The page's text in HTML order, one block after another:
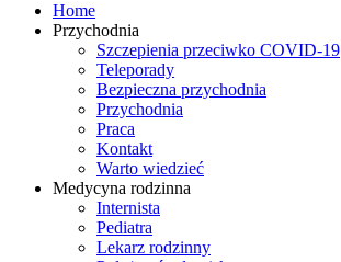
Home
Przychodnia
Szczepienia przeciwko COVID-19
Teleporady
Bezpieczna przychodnia
Przychodnia
Praca
Kontakt
Warto wiedzieć
Medycyna rodzinna
Internista
Pediatra
Lekarz rodzinny